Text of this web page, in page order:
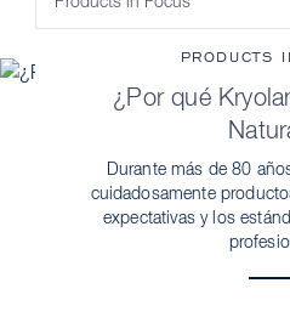
PRODUCTS
¿Por qué
Durante más de 80
cuidadosamente
expectativas y los